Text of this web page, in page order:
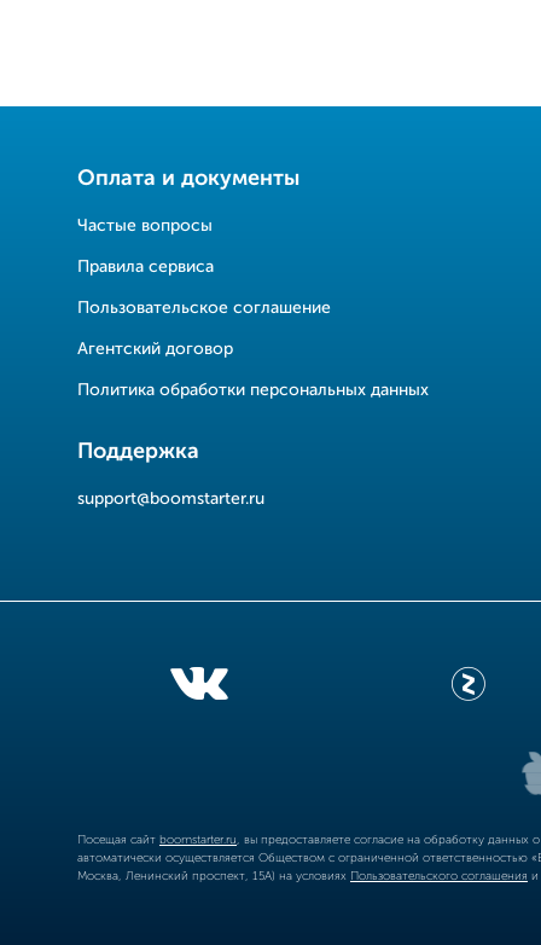
Оплата и документы
Частые вопросы
Правила сервиса
Пользовательское соглашение
Агентский договор
Политика обработки персональных данных
Поддержка
support@boomstarter.ru
Посещая сайт boomstarter.ru , вы предоставляете согласие на обработку
автоматически осуществляется Обществом с ограниченной
Москва, Ленинский проспект, 15А) на условиях Пользовательского соглашения и